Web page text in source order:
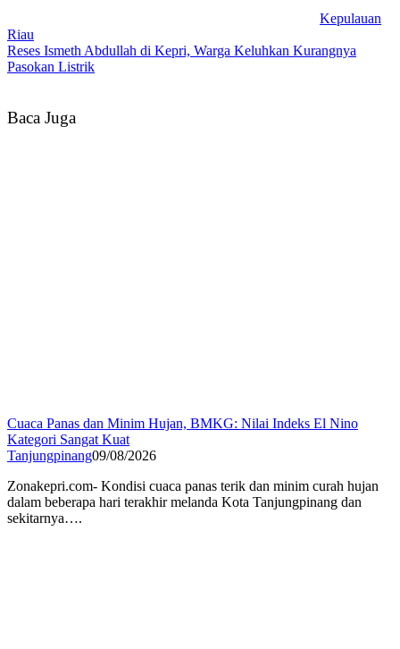
Kepulauan
Riau
Reses Ismeth Abdullah di Kepri, Warga Keluhkan Kurangnya
Pasokan Listrik
Baca Juga
Cuaca Panas dan Minim Hujan, BMKG: Nilai Indeks El Nino
Kategori Sangat Kuat
Tanjungpinang09/08/2026
Zonakepri.com- Kondisi cuaca panas terik dan minim curah hujan
dalam beberapa hari terakhir melanda Kota Tanjungpinang dan
sekitarnya….